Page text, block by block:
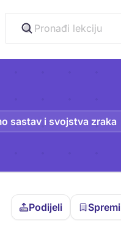
sastav i svojstva zraka
Podijeli Spremi